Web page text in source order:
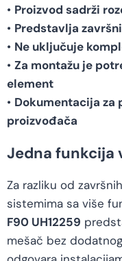
• Proizvod sadrži
• Predstavlja
• Ne uključuje
• Za montažu je
element
• Dokumentacija za
proizvođača
Jedna funkcija
Za razliku od
sistemima sa više
F90 UH12259
mešač bez